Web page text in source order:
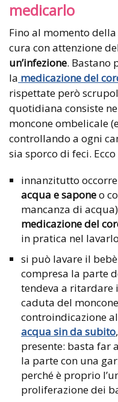
medicarlo
Fino al momento
cura con attenzione
un’infezione. Bastano
la medicazione del
rispettate però
quotidiana consiste
moncone ombelicale
controllando a ogni
sia sporco di feci.
innanzitutto occorre
acqua e saponeo
mancanza di
medicazione del
in pratica nel
si può lavare il
compresa la parte
tendeva a ritardare
caduta del
controindicazione
acqua sin da subito
presente: basta far
la parte con una
perché è proprio
proliferazione dei